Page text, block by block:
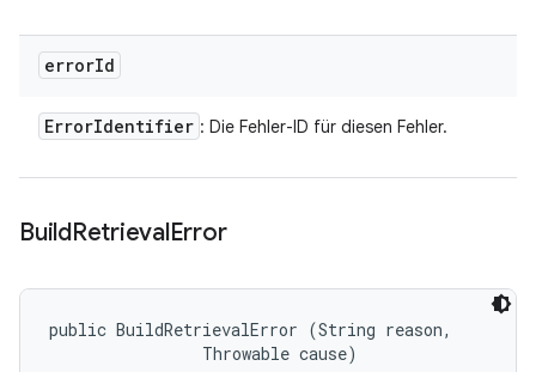
errorId
ErrorIdentifier : Die Fehler-ID für diesen Fehler.
BuildRetrievalError
public BuildRetrievalError (String reason,
                Throwable cause)